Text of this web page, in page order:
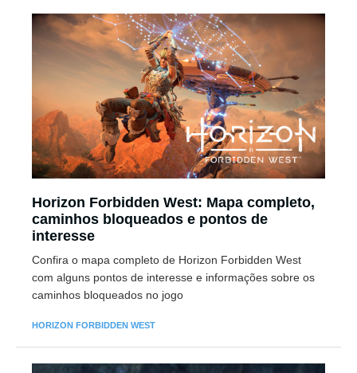
Horizon Forbidden West: Mapa completo,
caminhos bloqueados e pontos de
interesse
Confira o mapa completo de Horizon Forbidden West
com alguns pontos de interesse e informações sobre os
caminhos bloqueados no jogo
HORIZON FORBIDDEN WEST